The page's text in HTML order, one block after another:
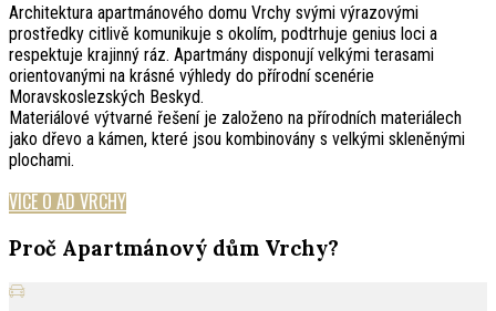
Architektura apartmánového domu Vrchy svými výrazovými
prostředky citlivě komunikuje s okolím, podtrhuje genius loci a
respektuje krajinný ráz. Apartmány disponují velkými terasami
orientovanými na krásné výhledy do přírodní scenérie
Moravskoslezských Beskyd.
Materiálové výtvarné řešení je založeno na přírodních materiálech
jako dřevo a kámen, které jsou kombinovány s velkými skleněnými
plochami.
VÍCE O AD VRCHY
Proč Apartmánový dům Vrchy?